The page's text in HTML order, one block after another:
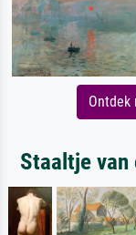
Ontdek
Staaltje van